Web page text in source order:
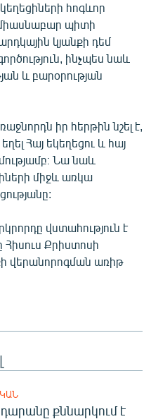
հոգևոր
պիտի
կյանքի դեմ
ինչպես նաև
և բարօրության
իր հերթին նշել է,
Հայ եկեղեցու և հայ
Նա նաև
միջև առկա
վստահություն է
Հիսուս Քրիստոսի
վերանորոգման առիթ
քննարկում է